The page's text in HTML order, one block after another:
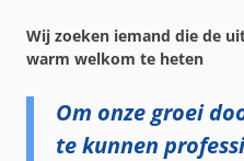
Wij zoeken iemand die de
warm welkom te heten
Om onze groei
te kunnen